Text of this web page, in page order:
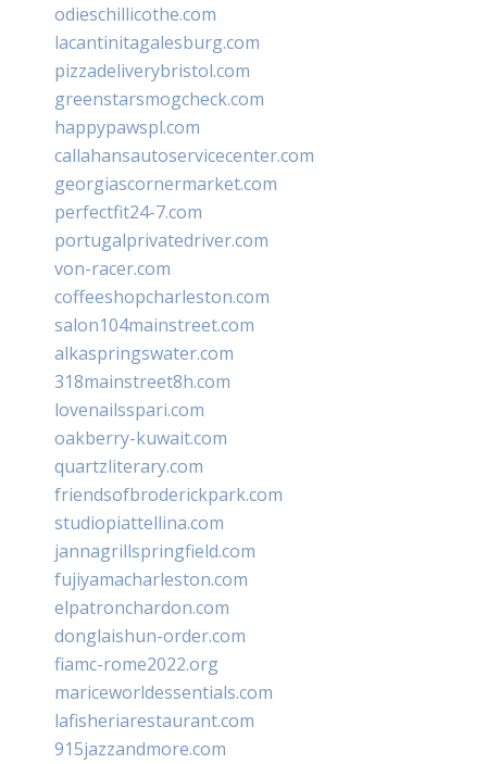
odieschillicothe.com
lacantinitagalesburg.com
pizzadeliverybristol.com
greenstarsmogcheck.com
happypawspl.com
callahansautoservicecenter.com
georgiascornermarket.com
perfectfit24-7.com
portugalprivatedriver.com
von-racer.com
coffeeshopcharleston.com
salon104mainstreet.com
alkaspringswater.com
318mainstreet8h.com
lovenailsspari.com
oakberry-kuwait.com
quartzliterary.com
friendsofbroderickpark.com
studiopiattellina.com
jannagrillspringfield.com
fujiyamacharleston.com
elpatronchardon.com
donglaishun-order.com
fiamc-rome2022.org
mariceworldessentials.com
lafisheriarestaurant.com
915jazzandmore.com